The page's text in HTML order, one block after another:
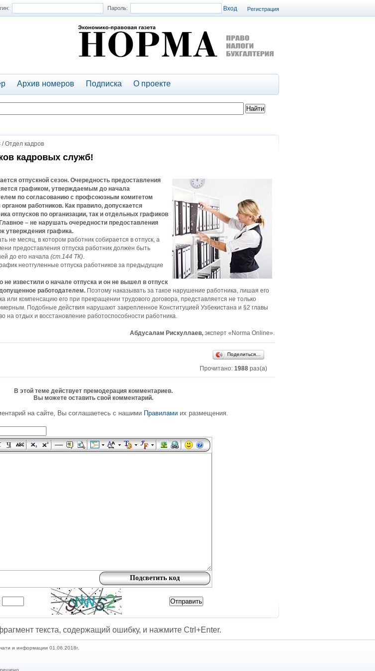
Регистрация
Пароль:
Архив номеров Подписка О проекте
/ Отдел кадров
кадровых служб!
отпускной сезон. Очередность предоставления
графиком, утверждаемым до начала
по согласованию с профсоюзным комитетом
работников. Как правило, допускается
отпусков по организации, так и отдельных графиков
– не нарушать очередности предоставления
утверждения графика.
не месяц, в котором работник собирается в отпуск, а
предоставления отпуска работник должен быть
до его начала (ст.144 ТК).
неотгуленные отпуска работников за предыдущие
не известили о начале отпуска и он не вышел в отпуск
работодателем. Поэтому наказывать за такое нарушение работника, лишая его
или компенсацию его при прекращении трудового договора, представляется не только
Подобные действия нарушают закрепленное Конституцией Узбекистана и §2 главы
на отдых и восстановление работоспособности работника.
Абдусалам Рискуллаев, эксперт «Norma Online».
Поделиться…
Прочитано: 1988 раз(а)
В этой теме действует премодерация комментариев.
Вы можете оставить свой комментарий.
на сайте, Вы соглашаетесь с нашими Правилами их размещения.
текста, содержащий ошибку, и нажмите Ctrl+Enter.
и информации 01.06.2018г.